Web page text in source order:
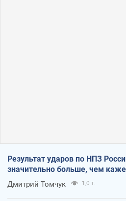
Результат ударов по НПЗ
значительно больше, чем
Дмитрий Томчук 1,0 т.